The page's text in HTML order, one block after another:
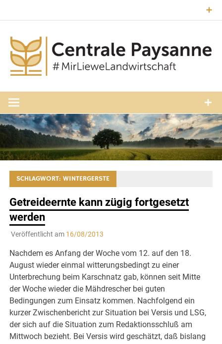
SCHLAGWORT:WINTERGERSTE
Getreideernte kann zügig fortgesetzt
werden
Veröffentlicht am 16/08/2013
Nachdem es Anfang der Woche vom 12. auf den 18.
August wieder einmal witterungsbedingt zu einer
Unterbrechung beim Karschnatz gab, können seit Mitte
der Woche wieder die Mähdrescher bei guten
Bedingungen zum Einsatz kommen. Nachfolgend ein
kurzer Zwischenbericht zur Situation bei Versis und LSG,
der sich auf die Situation zum Redaktionsschluß am
Mittwoch bezieht. Bei Versis wird geschätzt, daß bislang